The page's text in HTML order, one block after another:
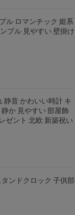
ル ロマンチック 姫系
プル 見やすい 壁掛け
静音 かわいい時計 キ
か 見やすい 部屋飾
ゼント 北欧 新築祝い
ンドクロック 子供部